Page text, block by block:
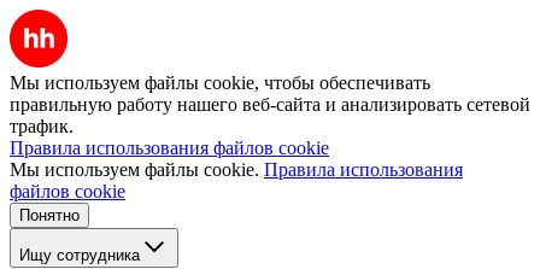
Мы используем файлы cookie, чтобы обеспечивать
правильную работу нашего веб-сайта и анализировать сетевой
трафик.
Правила использования файлов cookie
Мы используем файлы cookie. Правила использования
файлов cookie
Понятно
Ищу сотрудника